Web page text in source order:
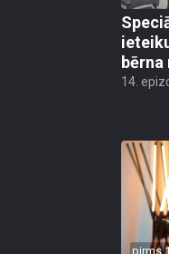
14.
pirms